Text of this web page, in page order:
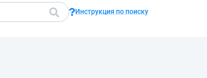
Инструкция по поиску